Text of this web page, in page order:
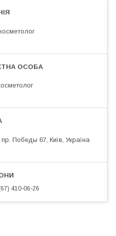
пр. Победы 67, Київ, Україна
410-06-26